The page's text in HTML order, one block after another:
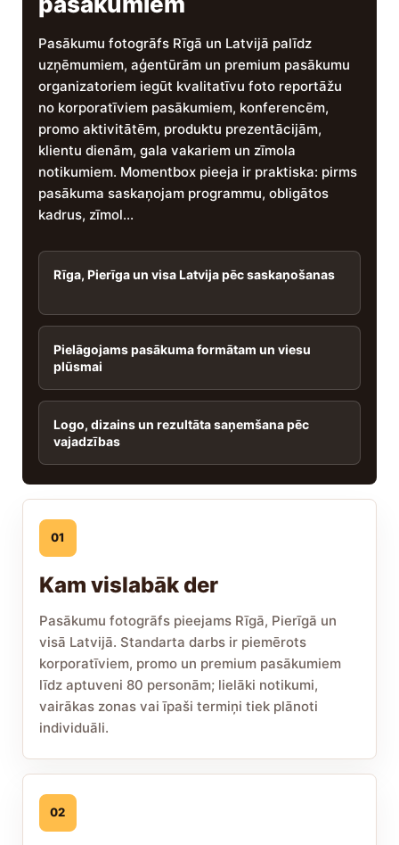
Pasākumu fotogrāfs Rīgā un Latvijā palīdz
uzņēmumiem, aģentūrām un premium pasākumu
organizatoriem iegūt kvalitatīvu foto reportāžu
no korporatīviem pasākumiem, konferencēm,
promo aktivitātēm, produktu prezentācijām,
klientu dienām, gala vakariem un zīmola
notikumiem. Momentbox pieeja ir praktiska: pirms
pasākuma saskaņojam programmu, obligātos
kadrus, zīmol...
Rīga, Pierīga un visa Latvija pēc saskaņošanas
Pielāgojams pasākuma formātam un viesu
plūsmai
Logo, dizains un rezultāta saņemšana pēc
vajadzības
01
Kam vislabāk der
Pasākumu fotogrāfs pieejams Rīgā, Pierīgā un
visā Latvijā. Standarta darbs ir piemērots
korporatīviem, promo un premium pasākumiem
līdz aptuveni 80 personām; lielāki notikumi,
vairākas zonas vai īpaši termiņi tiek plānoti
individuāli.
02